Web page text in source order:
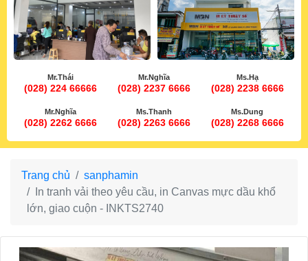
Mr.Thái
(028) 224 66666
Mr.Nghĩa
(028) 2237 6666
Ms.Hạ
(028) 2238 6666
Mr.Nghĩa
(028) 2262 6666
Ms.Thanh
(028) 2263 6666
Ms.Dung
(028) 2268 6666
Trang chủ
sanphamin
In tranh vải theo yêu cầu, in Canvas mực dầu khổ
lớn, giao cuộn - INKTS2740